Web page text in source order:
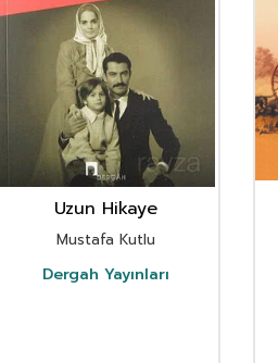
Uzun Hikaye
Mustafa Kutlu
Dergah Yayınları